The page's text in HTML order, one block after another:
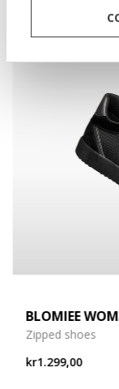
BLOMIEE
Zipped shoes
kr1.299,00